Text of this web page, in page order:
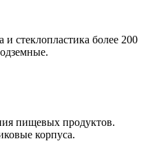
и стеклопластика более 200
пищевых продуктов.
корпуса.